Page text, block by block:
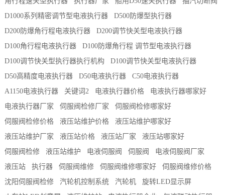
D1000系列精密调节型电液执行器
D500防爆型执行器
D200防爆角行程电液执行器
D200调节快关型电液执行器
D100角行程电液执行器
D100防爆角行程 调节型电液执行器
D100调节快关型执行器执行机构
D100调节快关型电液执行器
D50高精度电液执行器
D50电液执行器
C50电液执行器
A1150电液执行器
关键词2 电液执行器价格
电液执行器哪家好
电液执行器厂家
伺服阀检修厂家
伺服阀检修哪家好
伺服阀检修价格
液压站维护价格
液压站维护哪家好
液压站维护厂家
液压站价格 液压站厂家
液压站哪家好
伺服阀检修
液压站维护 电液伺服阀 伺服阀
电液伺服阀厂家
液压站
执行器 伺服阀维修 伺服阀维修哪家好
伺服阀维修价格
沈阳伺服阀检修
汽轮机控制系统 汽轮机
旋转LED显示屏